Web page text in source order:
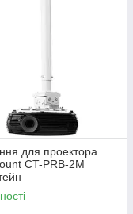
для проектора
CT-PRB-2M